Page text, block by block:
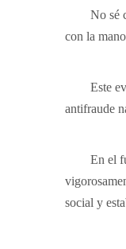
No sé
con la
Este
antifraude
En el
social y